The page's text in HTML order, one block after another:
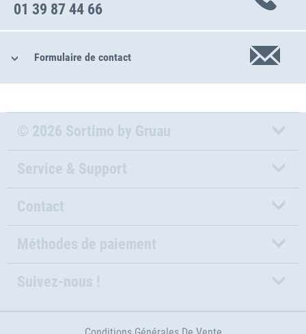
01 39 87 44 66
Formulaire de contact
© 2026 Sortimo by Gruau
Service & Support
Contact
Méthodes de paiement
Suivez-nous !